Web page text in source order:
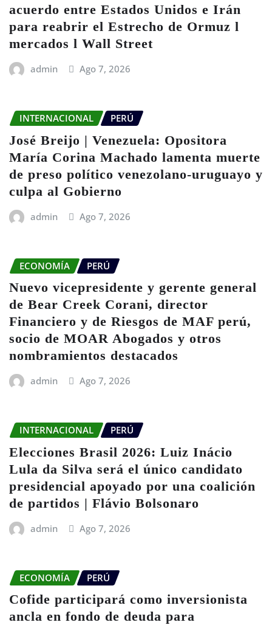
acuerdo entre Estados Unidos e Irán
para reabrir el Estrecho de Ormuz l
mercados l Wall Street
admin Ago 7, 2026
INTERNACIONAL PERÚ
José Breijo | Venezuela: Opositora
María Corina Machado lamenta muerte
de preso político venezolano-uruguayo y
culpa al Gobierno
admin Ago 7, 2026
ECONOMÍA PERÚ
Nuevo vicepresidente y gerente general
de Bear Creek Corani, director
Financiero y de Riesgos de MAF perú,
socio de MOAR Abogados y otros
nombramientos destacados
admin Ago 7, 2026
INTERNACIONAL PERÚ
Elecciones Brasil 2026: Luiz Inácio
Lula da Silva será el único candidato
presidencial apoyado por una coalición
de partidos | Flávio Bolsonaro
admin Ago 7, 2026
ECONOMÍA PERÚ
Cofide participará como inversionista
ancla en fondo de deuda para